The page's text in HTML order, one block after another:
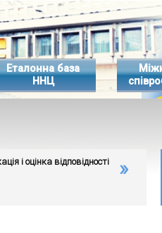
Еталонна база
ННЦ
і оцінка відповідності